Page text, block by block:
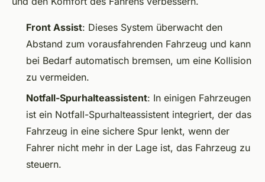
Front Assist: Dieses System überwacht den
Abstand zum vorausfahrenden Fahrzeug und kann
bei Bedarf automatisch bremsen, um eine Kollision
zu vermeiden.
Notfall-Spurhalteassistent: In einigen Fahrzeugen
ist ein Notfall-Spurhalteassistent integriert, der das
Fahrzeug in eine sichere Spur lenkt, wenn der
Fahrer nicht mehr in der Lage ist, das Fahrzeug zu
steuern.